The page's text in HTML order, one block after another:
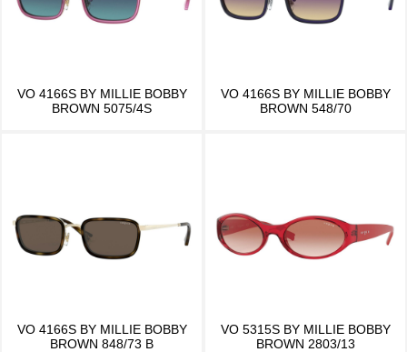
VO 4166S BY MILLIE BOBBY
BROWN 5075/4S
VO 4166S BY MILLIE BOBBY
BROWN 548/70
VO 4166S BY MILLIE BOBBY
BROWN 848/73 B
VO 5315S BY MILLIE BOBBY
BROWN 2803/13